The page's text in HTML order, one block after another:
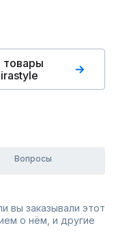
товары
Вопросы
вы заказывали этот
о нём, и другие